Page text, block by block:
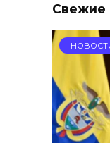
Свежие